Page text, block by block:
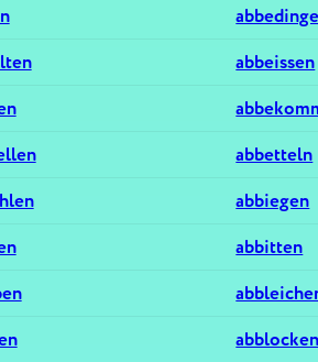
abbeissen
abbetteln
abbiegen
abbitten
abblocken